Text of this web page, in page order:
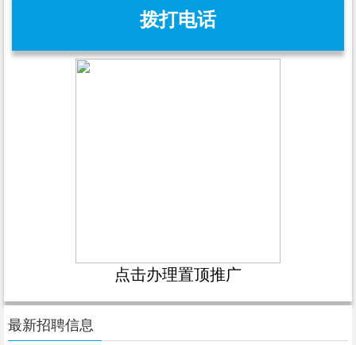
拨打电话
点击办理置顶推广
最新招聘信息